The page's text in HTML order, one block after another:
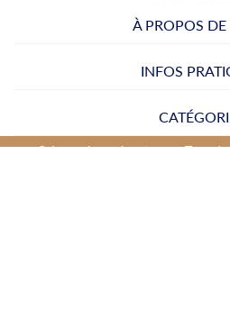
À PROPOS
INFOS
© Legrenierauxjouets.com Tous